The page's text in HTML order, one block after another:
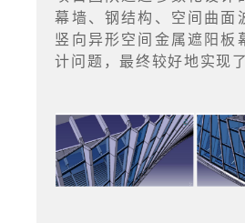
幕墙、钢结构、空间曲面
竖向异形空间金属遮阳板
计问题，最终较好地实现